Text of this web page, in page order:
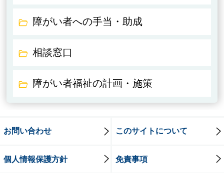
障がい者への手当・助成
相談窓口
障がい者福祉の計画・施策
お問い合わせ このサイトについて
個人情報保護方針 免責事項